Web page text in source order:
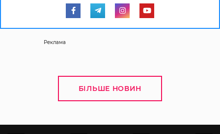
Реклама
БІЛЬШЕ НОВИН